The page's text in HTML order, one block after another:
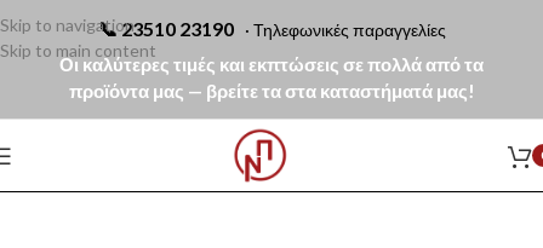
📞23510 23190 · Τηλεφωνικές παραγγελίες
Οι καλύτερες τιμές και εκπτώσεις σε πολλά από τα
προϊόντα μας — βρείτε τα στα καταστήματά μας!
Skip to navigation
Skip to main content